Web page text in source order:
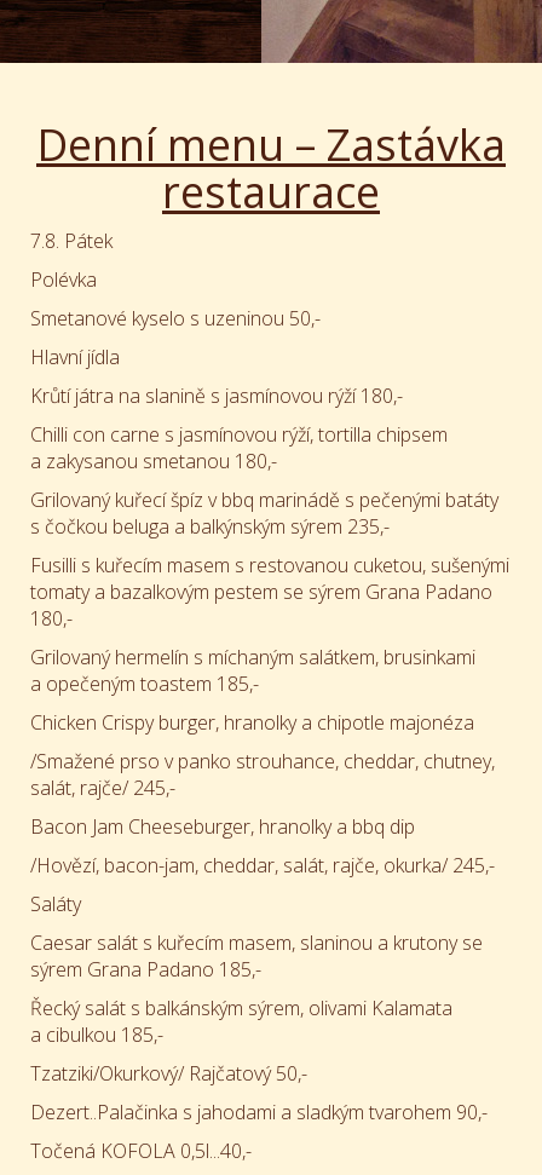
Denní menu – Zastávka
restaurace
7.8. Pátek
Polévka
Smetanové kyselo s uzeninou 50,-
Hlavní jídla
Krůtí játra na slanině s jasmínovou rýží 180,-
Chilli con carne s jasmínovou rýží, tortilla chipsem
a zakysanou smetanou 180,-
Grilovaný kuřecí špíz v bbq marinádě s pečenými batáty
s čočkou beluga a balkýnským sýrem 235,-
Fusilli s kuřecím masem s restovanou cuketou, sušenými
tomaty a bazalkovým pestem se sýrem Grana Padano
180,-
Grilovaný hermelín s míchaným salátkem, brusinkami
a opečeným toastem 185,-
Chicken Crispy burger, hranolky a chipotle majonéza
/Smažené prso v panko strouhance, cheddar, chutney,
salát, rajče/ 245,-
Bacon Jam Cheeseburger, hranolky a bbq dip
/Hovězí, bacon-jam, cheddar, salát, rajče, okurka/ 245,-
Saláty
Caesar salát s kuřecím masem, slaninou a krutony se
sýrem Grana Padano 185,-
Řecký salát s balkánským sýrem, olivami Kalamata
a cibulkou 185,-
Tzatziki/Okurkový/ Rajčatový 50,-
Dezert..Palačinka s jahodami a sladkým tvarohem 90,-
Točená KOFOLA 0,5l...40,-